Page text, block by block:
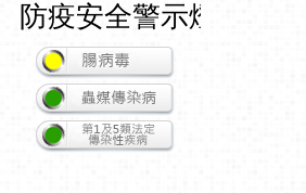
防疫安全警示燈號